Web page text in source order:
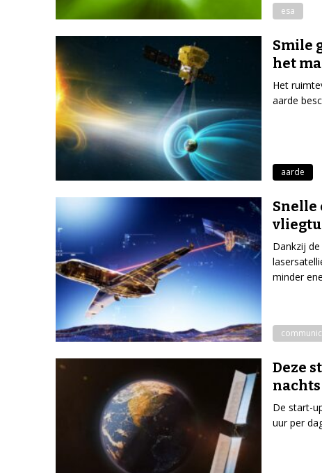
esa
Smile
het
Het
aarde
aarde
Snelle
Dankzij
minder
Deze
De start-
uur per